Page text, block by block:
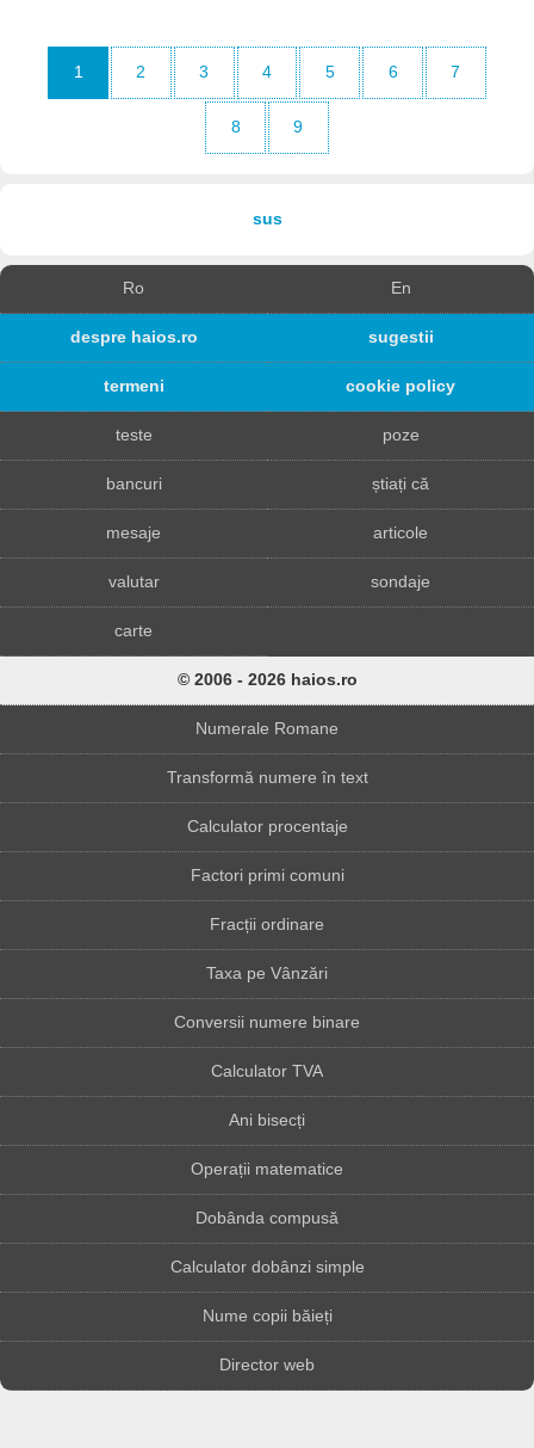
1 2 3 4 5 6 7
8 9
sus
Ro En
despre haios.ro sugestii
termeni cookie policy
teste poze
bancuri știați că
mesaje articole
valutar sondaje
carte
© 2006 - 2026 haios.ro
Numerale Romane
Transformă numere în text
Calculator procentaje
Factori primi comuni
Fracții ordinare
Taxa pe Vânzări
Conversii numere binare
Calculator TVA
Ani bisecți
Operații matematice
Dobânda compusă
Calculator dobânzi simple
Nume copii băieți
Director web